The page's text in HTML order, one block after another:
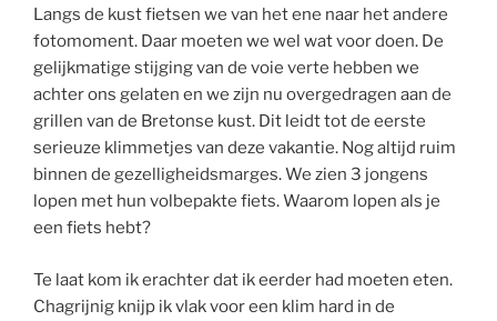
Langs de kust fietsen we van het ene naar het andere
fotomoment. Daar moeten we wel wat voor doen. De
gelijkmatige stijging van de voie verte hebben we
achter ons gelaten en we zijn nu overgedragen aan de
grillen van de Bretonse kust. Dit leidt tot de eerste
serieuze klimmetjes van deze vakantie. Nog altijd ruim
binnen de gezelligheidsmarges. We zien 3 jongens
lopen met hun volbepakte fiets. Waarom lopen als je
een fiets hebt?
Te laat kom ik erachter dat ik eerder had moeten eten.
Chagrijnig knijp ik vlak voor een klim hard in de